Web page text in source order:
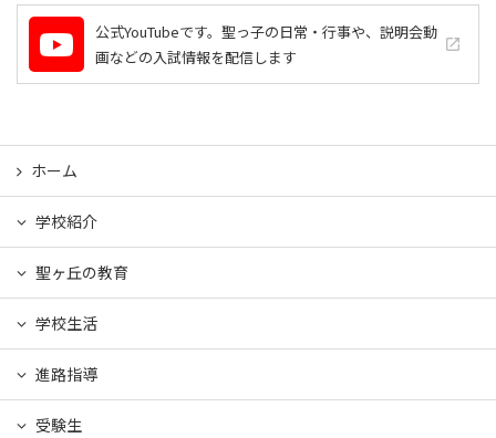
公式YouTubeです。聖っ子の日常・行事や、説明会動
画などの入試情報を配信します
launch
ホーム
学校紹介
聖ヶ丘の教育
学校生活
進路指導
受験生